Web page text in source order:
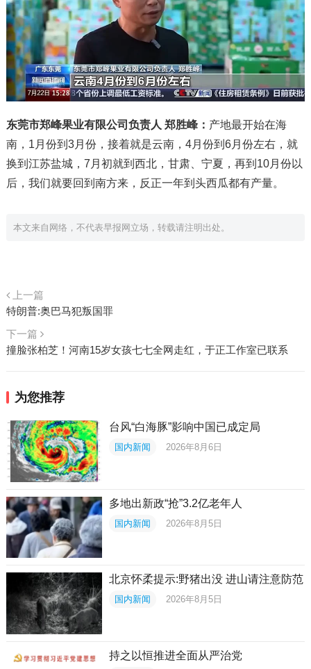
东莞市郑峰果业有限公司负责人 郑胜峰： 产地最开始在海
南，1月份到3月份，接着就是云南，4月份到6月份左右，就
换到江苏盐城，7月初就到西北，甘肃、宁夏，再到10月份以
后，我们就要回到南方来，反正一年到头西瓜都有产量。
本文来自网络，不代表早报网立场，转载请注明出处。
上一篇
特朗普:奥巴马犯叛国罪
下一篇
撞脸张柏芝！河南15岁女孩七七全网走红，于正工作室已联系
为您推荐
台风“白海豚”影响中国已成定局
国内新闻 2026年8月6日
多地出新政“抢”3.2亿老年人
国内新闻 2026年8月5日
北京怀柔提示:野猪出没 进山请注意防范
国内新闻 2026年8月5日
持之以恒推进全面从严治党